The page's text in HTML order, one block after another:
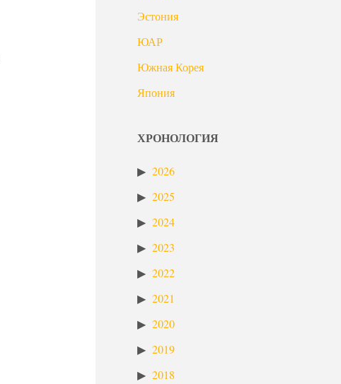
Эстония
ЮАР
Южная Корея
Япония
ХРОНОЛОГИЯ
2026
2025
2024
2023
2022
2021
2020
2019
2018